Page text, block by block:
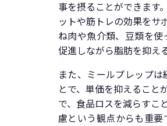
事を摂ることができます
ットや筋トレの効果をサ
ね肉や魚介類、豆類を
促進しながら脂肪を抑え
また、ミールプレップ
とで、単価を抑えること
で、食品ロスを減らすこ
慮という観点からも重